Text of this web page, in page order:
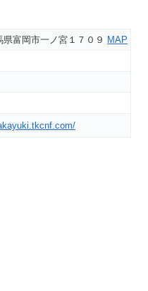
県富岡市一ノ宮１７０９ MAP